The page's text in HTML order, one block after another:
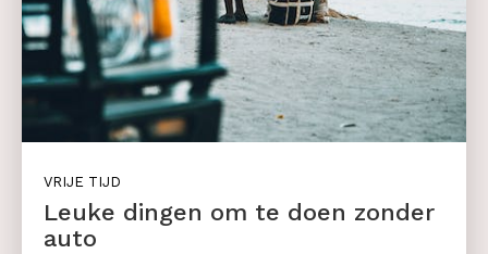
VRIJE TIJD
Leuke dingen om te doen zonder
auto